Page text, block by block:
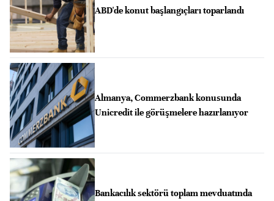
ABD'de konut başlangıçları toparlandı
Almanya, Commerzbank konusunda
Unicredit ile görüşmelere hazırlanıyor
Bankacılık sektörü toplam mevduatında